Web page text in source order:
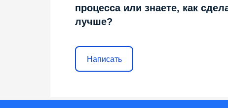
процесса или знаете, как
лучше?
Написать